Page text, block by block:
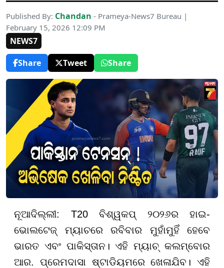
Published By: Chandan - Prameya-News7 Bureau |
February 15, 2026 12:09 PM
NEWS7
Share
Tweet Share
ନୂଆଦିଲ୍ଲୀ: T20 ବିଶ୍ୱକପ୍ ୨୦୨୬ର ହାଇ-
ଭୋଲଟେଜ୍ ମ୍ୟାଚରେ ରବିବାର ମୁହାଁମୁହିଁ ହେବେ
ଭାରତ ଏବଂ ପାକିସ୍ତାନ। ଏହି ମ୍ୟାଚ୍ କଲମ୍ବୋର
ଆର. ପ୍ରେମଦାସା ଷ୍ଟାଡିୟମରେ ଖେଳାଯିବ। ଏହି